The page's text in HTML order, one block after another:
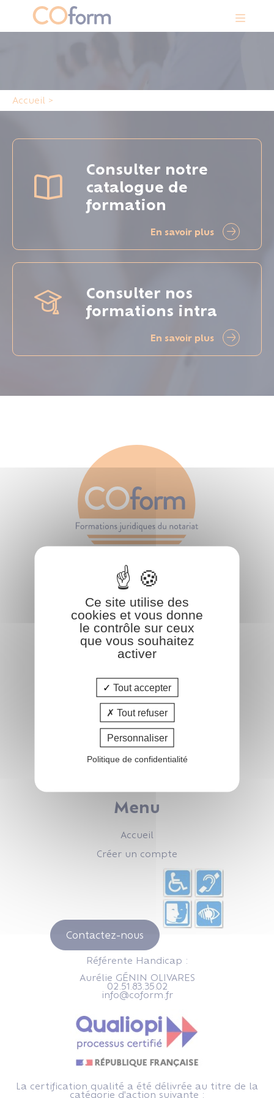
Accueil >
Consulter notre
catalogue de
formation
En savoir plus
Consulter nos
formations intra
En savoir plus
COform
47 rue de Leinster
44240 LA CHAPELLE-SUR-ERDRE
02.51.83.35.02
info@coform.fr
Catalogue
Pôle FAMILLE
Pôle IMMOBILIER
Menu
Accueil
Créer un compte
Contactez-nous
Référente Handicap :
Aurélie GÉNIN OLIVARES
02.51.83.35.02
info@coform.fr
La certification qualité a été délivrée au titre de la
catégorie d'action suivante :
Panneau de gestion des cookies
Ce site utilise des
cookies et vous donne
le contrôle sur ceux
que vous souhaitez
activer
Tout accepter
Tout refuser
Personnaliser
Politique de confidentialité